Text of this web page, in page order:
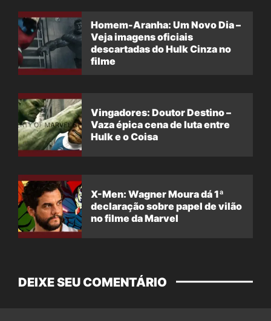
Homem-Aranha: Um Novo Dia –
Veja imagens oficiais
descartadas do Hulk Cinza no
filme
Vingadores: Doutor Destino –
Vaza épica cena de luta entre
Hulk e o Coisa
X-Men: Wagner Moura dá 1ª
declaração sobre papel de vilão
no filme da Marvel
DEIXE SEU COMENTÁRIO